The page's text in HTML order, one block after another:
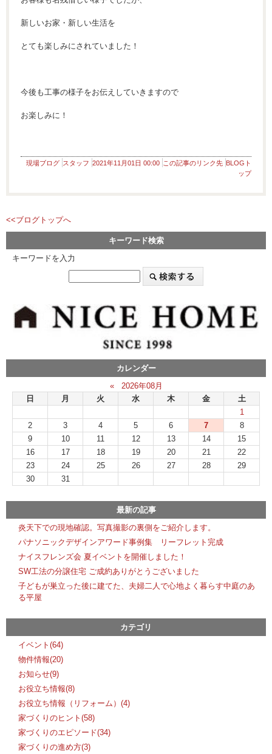
新しいお家・新しい生活を
とても楽しみにされていました！
今後も工事の様子をお伝えしていきますので
お楽しみに！
現場ブログ スタッフ 2021年11月01日 00:00 この記事のリンク先 BLOGト
ップ
<<ブログトップへ
キーワード検索
キーワードを入力
カレンダー
«
2026年08月
日
月 火 水 木 金
土
1
2
3 4 5 6 7
8
9
10 11 12 13 14
15
16
17 18 19 20 21
22
23
24 25 26 27 28
29
30
31
最新の記事
炎天下での現地確認。写真撮影の裏側をご紹介します。
パナソニックデザインアワード事例集 リーフレット完成
ナイスフレンズ会 夏イベントを開催しました！
SW工法の分譲住宅 ご成約ありがとうございました
子どもが巣立った後に建てた、夫婦二人で心地よく暮らす中庭のあ
る平屋
カテゴリ
イベント(64)
物件情報(20)
お知らせ(9)
お役立ち情報(8)
お役立ち情報（リフォーム）(4)
家づくりのヒント(58)
家づくりのエピソード(34)
家づくりの進め方(3)